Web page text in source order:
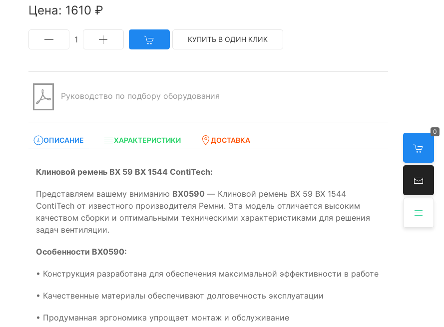
0
Цена: 1610 ₽
1 КУПИТЬ В ОДИН КЛИК
Руководство по подбору оборудования
ОПИСАНИЕ ХАРАКТЕРИСТИКИ ДОСТАВКА
Клиновой ремень BX 59 BX 1544 ContiTech:
Представляем вашему вниманию BX0590 — Клиновой ремень BX 59 BX 1544
ContiTech от известного производителя Ремни. Эта модель отличается высоким
качеством сборки и оптимальными техническими характеристиками для решения
задач вентиляции.
Особенности BX0590:
• Конструкция разработана для обеспечения максимальной эффективности в работе
• Качественные материалы обеспечивают долговечность эксплуатации
• Продуманная эргономика упрощает монтаж и обслуживание